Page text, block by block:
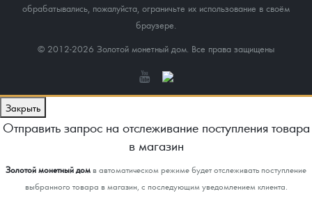
обрабатывались, пожалуйста, ограничьте их использование в своём
браузере.
© 2012-2026 Золотой монетный дом. Все права защищены
Закрыть
Отправить запрос на отслеживание поступления товара
в магазин
Золотой монетный домв автоматическом режиме будет отслеживать поступление
выбранного товара в магазин, с последующим уведомлением клиента.